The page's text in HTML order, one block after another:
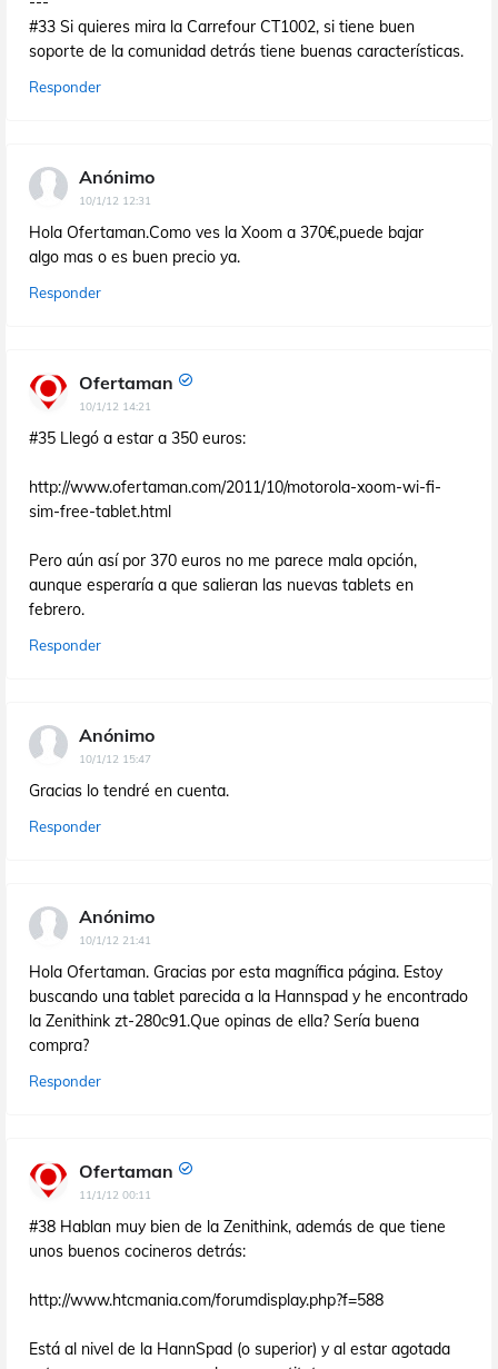
#33 Si quieres mira la Carrefour CT1002, si tiene buen
soporte de la comunidad detrás tiene buenas características.
Responder
Anónimo
10/1/12 12:31
Hola Ofertaman.Como ves la Xoom a 370€,puede bajar
algo mas o es buen precio ya.
Responder
Ofertaman
10/1/12 14:21
#35 Llegó a estar a 350 euros:
http://www.ofertaman.com/2011/10/motorola-xoom-wi-fi-
sim-free-tablet.html
Pero aún así por 370 euros no me parece mala opción,
aunque esperaría a que salieran las nuevas tablets en
febrero.
Responder
Anónimo
10/1/12 15:47
Gracias lo tendré en cuenta.
Responder
Anónimo
10/1/12 21:41
Hola Ofertaman. Gracias por esta magnífica página. Estoy
buscando una tablet parecida a la Hannspad y he encontrado
la Zenithink zt-280c91.Que opinas de ella? Sería buena
compra?
Responder
Ofertaman
11/1/12 00:11
#38 Hablan muy bien de la Zenithink, además de que tiene
unos buenos cocineros detrás:
http://www.htcmania.com/forumdisplay.php?f=588
Está al nivel de la HannSpad (o superior) y al estar agotada